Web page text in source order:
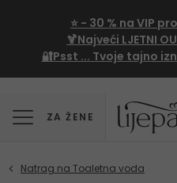
⭐ - 30 % na VIP
🍹Najveći LJETNI
🔐Psst ... Tvoje tajno
ZA ŽENE